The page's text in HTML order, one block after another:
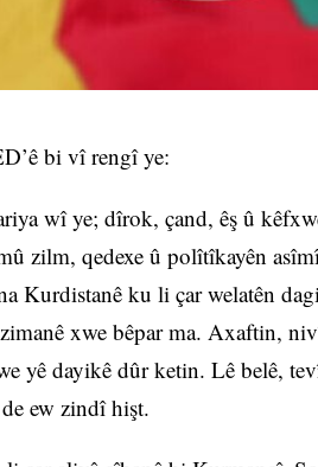
bi vî rengî ye:
wî ye; dîrok, çand, êş û
zilm, qedexe û polîtîkayên
Kurdistanê ku li çar welatên
xwe bêpar ma. Axaftin,
yê dayikê dûr ketin. Lê belê,
ew zindî hişt.